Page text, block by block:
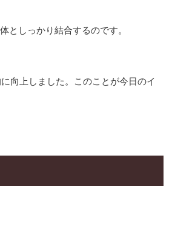
としっかり結合するのです。
向上しました。このことが今日のイ